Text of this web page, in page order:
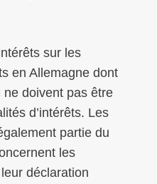
sur les
en Allemagne dont
ne doivent pas être
d’intérêts. Les
partie du
les
déclaration